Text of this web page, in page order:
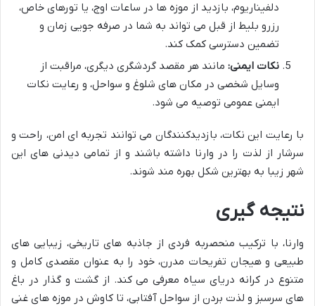
دلفیناریوم، بازدید از موزه ها در ساعات اوج، یا تورهای خاص،
رزرو بلیط از قبل می تواند به شما در صرفه جویی زمان و
تضمین دسترسی کمک کند.
نکات ایمنی: مانند هر مقصد گردشگری دیگری، مراقبت از
وسایل شخصی در مکان های شلوغ و سواحل، و رعایت نکات
ایمنی عمومی توصیه می شود.
با رعایت این نکات، بازدیدکنندگان می توانند تجربه ای امن، راحت و
سرشار از لذت را در وارنا داشته باشند و از تمامی دیدنی های این
شهر زیبا به بهترین شکل بهره مند شوند.
نتیجه گیری
وارنا، با ترکیب منحصربه فردی از جاذبه های تاریخی، زیبایی های
طبیعی و هیجان تفریحات مدرن، خود را به عنوان مقصدی کامل و
متنوع در کرانه دریای سیاه معرفی می کند. از گشت و گذار در باغ
های سرسبز و لذت بردن از سواحل آفتابی، تا کاوش در موزه های غنی